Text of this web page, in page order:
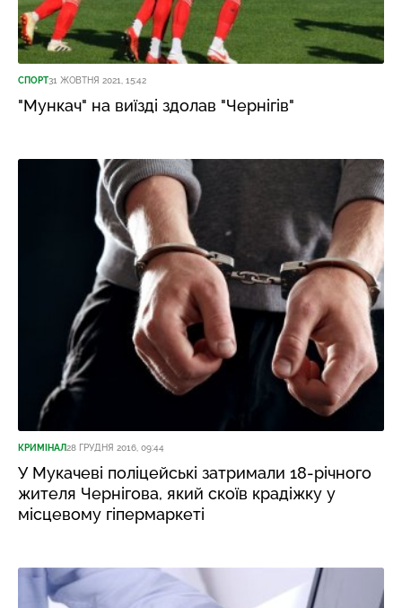
СПОРТ31 ЖОВТНЯ 2021, 15:42
"Мункач" на виїзді здолав "Чернігів"
КРИМІНАЛ28 ГРУДНЯ 2016, 09:44
У Мукачеві поліцейські затримали 18-річного
жителя Чернігова, який скоїв крадіжку у
місцевому гіпермаркеті